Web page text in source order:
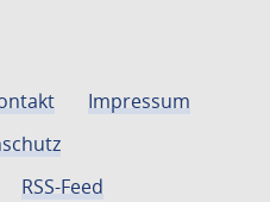
Impressum
RSS-Feed